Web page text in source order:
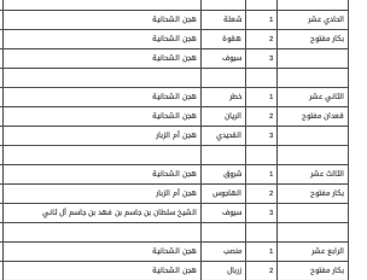
الحادي عشر 1 شعلة هجن الشحانية
بكار مفتوح
2 هقوة هجن الشحانية
3
سيوف هجن الشحانية
الثاني عشر 1 خطر هجن الشحانية
قعدان مفتوح
2 الريان هجن الشحانية
3
القحيدي هجن أم الزبار
الثالث عشر 1 شروق هجن الشحانية
بكار مفتوح
2 الهاجوس هجن أم الزبار
3
سيوف الشيخ سلطان بن جاسم بن فهد بن جاسم آل ثاني
الرابع عشر 1 منصب هجن الشحانية
بكار مفتوح
2 زربال هجن الشحانية